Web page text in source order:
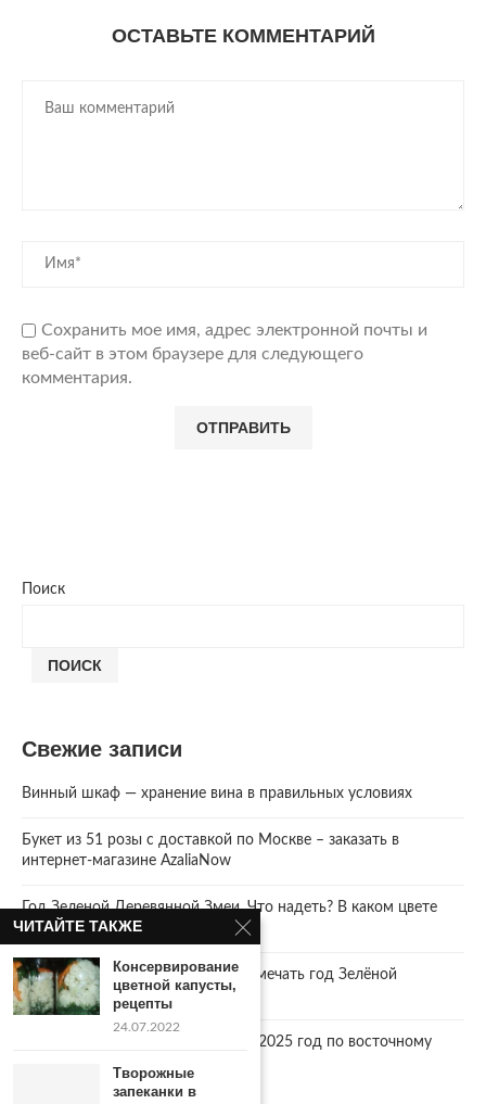
ОСТАВЬТЕ КОММЕНТАРИЙ
Сохранить мое имя, адрес электронной почты и
веб-сайт в этом браузере для следующего
комментария.
Поиск
ПОИСК
Свежие записи
Винный шкаф — хранение вина в правильных условиях
Букет из 51 розы с доставкой по Москве – заказать в
интернет-магазине AzaliaNow
Год Зеленой Деревянной Змеи. Что надеть? В каком цвете
встречать 2025 Новый год.
2025 год. Где и как правильно отмечать год Зелёной
Деревянной Змеи
Что год грядущий нам готовит… 2025 год по восточному
ЧИТАЙТЕ ТАКЖЕ
Консервирование
цветной капусты,
рецепты
24.07.2022
Творожные
запеканки в